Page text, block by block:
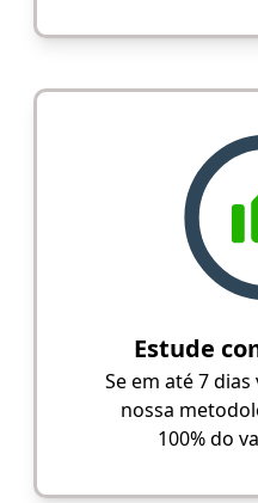
Estude
Se em até 7
nossa
100% do